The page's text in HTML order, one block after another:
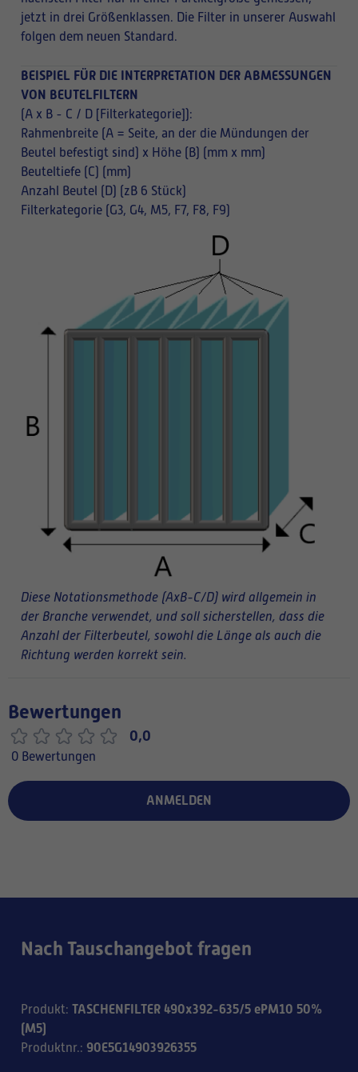
jetzt in drei Größenklassen. Die Filter in unserer Auswahl
folgen dem neuen Standard.
BEISPIEL FÜR DIE INTERPRETATION DER ABMESSUNGEN
VON BEUTELFILTERN
(A x B - C / D [Filterkategorie]):
Rahmenbreite (A = Seite, an der die Mündungen der
Beutel befestigt sind) x Höhe (B) (mm x mm)
Beuteltiefe (C) (mm)
Anzahl Beutel (D) (zB 6 Stück)
Filterkategorie (G3, G4, M5, F7, F8, F9)
Diese Notationsmethode (AxB-C/D) wird allgemein in
der Branche verwendet, und soll sicherstellen, dass die
Anzahl der Filterbeutel, sowohl die Länge als auch die
Richtung werden korrekt sein.
Bewertungen
0,0
0 Bewertungen
ANMELDEN
Nach Tauschangebot fragen
Produkt: TASCHENFILTER 490x392-635/5 ePM10 50%
(M5)
Produktnr.: 90E5G14903926355